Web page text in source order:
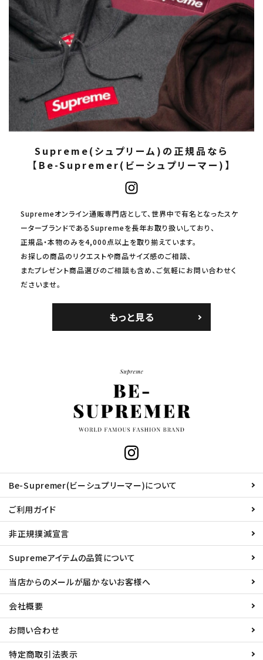
Supreme(シュプリーム)の正規品なら
【Be-Supremer(ビーシュプリーマー)】
Supremeオンライン通販専門店として、世界中で有名となったスケ
ーターブランドであるSupremeを長年お取り扱いしており、
正規品・本物のみを4,000点以上を取り揃えています。
お探しの商品のリクエストや商品サイズ感のご相談、
またプレゼント商品選びのご相談も含め、ご気軽にお問い合わせく
ださいませ。
もっと見る
Be-Supremer(ビーシュプリーマー)について
ご利用ガイド
非正規撲滅宣言
Supremeアイテムの品質について
当店からのメールが届かないお客様へ
会社概要
お問い合わせ
特定商取引法表示